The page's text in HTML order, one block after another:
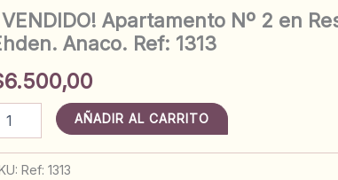
VENDIDO! Apartamento Nº 2 en
Anaco. Ref: 1313
6.500,00
AÑADIR AL CARRITO
Ref: 1313